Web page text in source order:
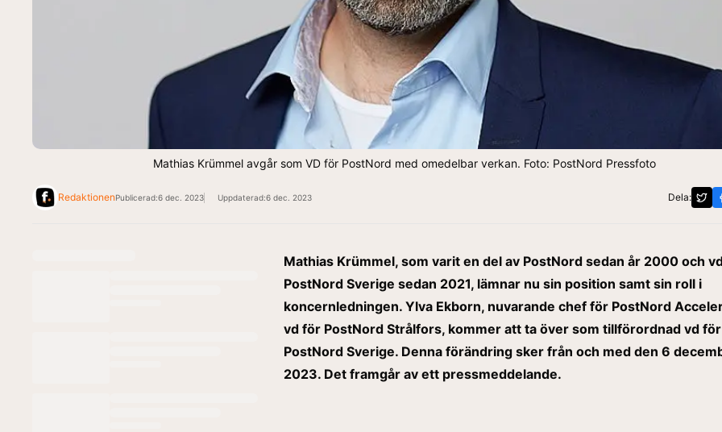
Mathias Krümmel avgår som VD för PostNord med omedelbar verkan. Foto: PostNord Pressfoto
RedaktionenPublicerad:6 dec. 2023 Uppdaterad:6 dec. 2023 Dela:
Mathias Krümmel, som varit en del av PostNord sedan år 2000 och
PostNord Sverige sedan 2021, lämnar nu sin position samt sin roll i
koncernledningen. Ylva Ekborn, nuvarande chef för PostNord
vd för PostNord Strålfors, kommer att ta över som tillförordnad vd för
PostNord Sverige. Denna förändring sker från och med den 6
2023. Det framgår av ett pressmeddelande.